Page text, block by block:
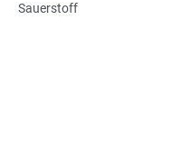
Sauerstoff